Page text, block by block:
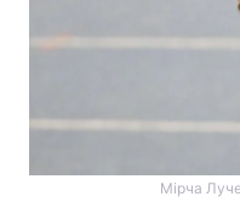
Мірча